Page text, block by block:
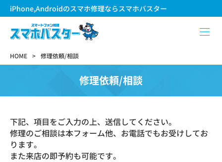
iPhone,Androidのスマホ修理ならスマホバスター
HOME 修理依頼/相談
修理依頼/相談
下記、項目をご入力の上、送信してください。
修理のご相談は本フォーム他、お電話でもお受けしてお
ります。
また来店の即予約も可能です。